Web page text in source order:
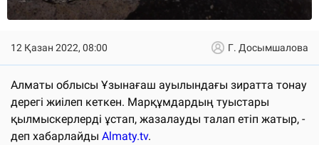
12 Қазан 2022, 08:00 Г. Досымшалова
Алматы облысы Ұзынағаш ауылындағы зиратта тонау
дерегі жиілеп кеткен. Марқұмдардың туыстары
қылмыскерлерді ұстап, жазалауды талап етіп жатыр, -
деп хабарлайды Almaty.tv.